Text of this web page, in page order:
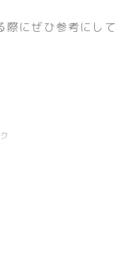
際にぜひ参考にして